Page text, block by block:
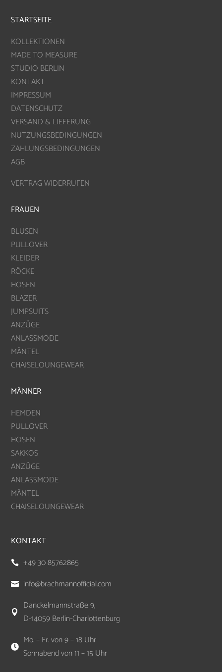
STARTSEITE
KOLLEKTIONEN
MADE TO MEASURE
STUDIO BERLIN
KONTAKT
IMPRESSUM
DATENSCHUTZ
VERSAND & LIEFERUNG
NUTZUNGSBEDINGUNGEN
ZAHLUNGSBEDINGUNGEN
AGB
VERTRAG WIDERRUFEN
FRAUEN
BLUSEN
PULLOVER
KLEIDER
RÖCKE
HOSEN
BLAZER
JUMPSUITS
ANZÜGE
ANLASSMODE
MÄNTEL
CHAISELOUNGEWEAR
MÄNNER
HEMDEN
PULLOVER
HOSEN
SAKKOS
ANZÜGE
ANLASSMODE
MÄNTEL
CHAISELOUNGEWEAR
KONTAKT
 +49 30 85762865
 info@brachmannofficial.com

Danckelmannstraße 9,
D-14059 Berlin-Charlottenburg

Mo. – Fr. von 9 – 18 Uhr
Sonnabend von 11 – 15 Uhr